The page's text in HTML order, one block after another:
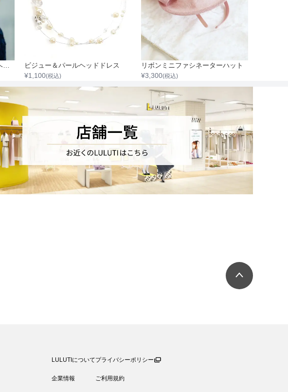
ビジュー＆パールヘッドドレス
¥1,100(税込)
リボンミニファシネーターハット
¥3,300(税込)
LULUTIについて
企業情報
プライバシーポリシー
ご利用規約